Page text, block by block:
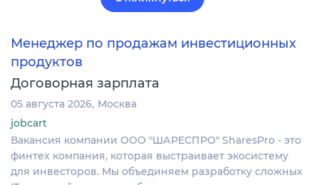
Менеджер по продажам инвестиционных
продуктов
Договорная зарплата
05 августа 2026 Москва
jobcart
Вакансия компании ООО "ШАРЕСПРО" SharesPro - это
финтех компания, которая выстраивает экосистему
для инвесторов. Мы объединяем разработку сложных